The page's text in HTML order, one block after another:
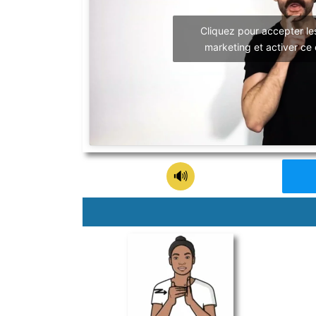
Cliquez pour accepter
marketing et activer ce